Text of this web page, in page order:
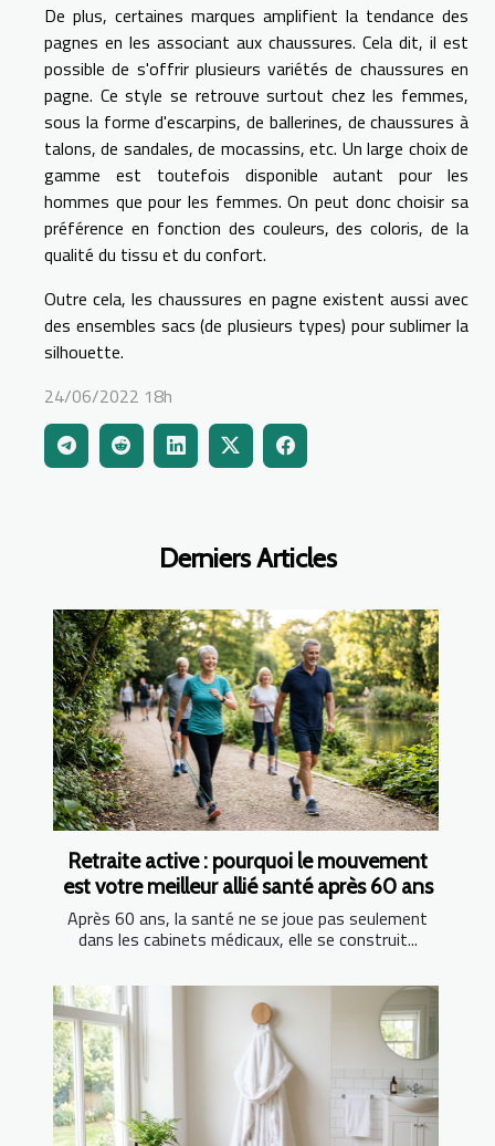
Derniers Articles
Retraite active : pourquoi le mouvement
est votre meilleur allié santé après 60 ans
Après 60 ans, la santé ne se joue pas seulement
dans les cabinets médicaux, elle se construit...
De plus, certaines marques amplifient la tendance des
pagnes en les associant aux chaussures. Cela dit, il est
possible de s'offrir plusieurs variétés de chaussures en
pagne. Ce style se retrouve surtout chez les femmes,
sous la forme d'escarpins, de ballerines, de chaussures à
talons, de sandales, de mocassins, etc. Un large choix de
gamme est toutefois disponible autant pour les
hommes que pour les femmes. On peut donc choisir sa
préférence en fonction des couleurs, des coloris, de la
qualité du tissu et du confort.
Outre cela, les chaussures en pagne existent aussi avec
des ensembles sacs (de plusieurs types) pour sublimer la
silhouette.
24/06/2022 18h